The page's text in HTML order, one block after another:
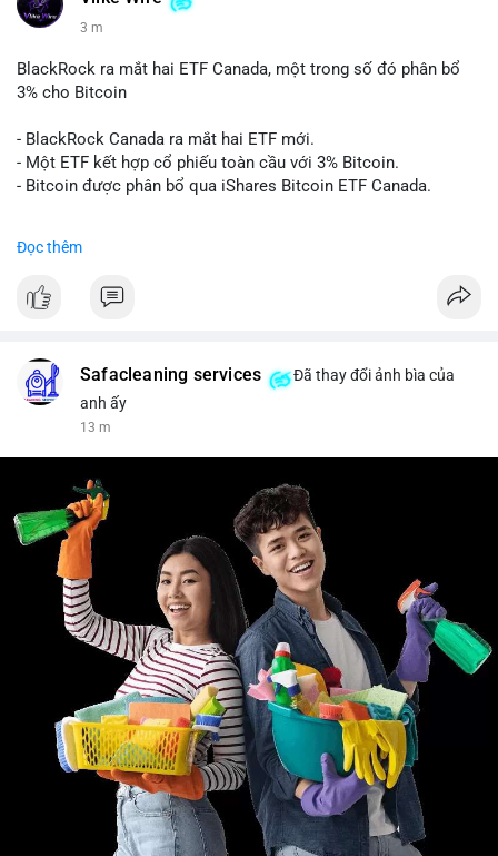
3 m
BlackRock ra mắt hai ETF Canada, một trong số đó phân bổ
3% cho Bitcoin
- BlackRock Canada ra mắt hai ETF mới.
- Một ETF kết hợp cổ phiếu toàn cầu với 3% Bitcoin.
- Bitcoin được phân bổ qua iShares Bitcoin ETF Canada.
📰 Nguồn: Cointelegraph
Đọc thêm
Safacleaning services
Đã thay đổi ảnh bìa của
anh ấy
13 m